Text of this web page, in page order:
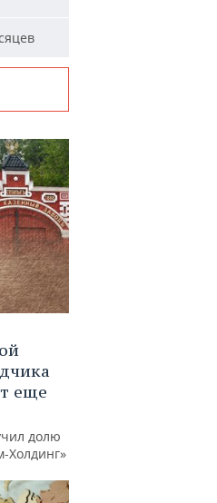
еще
долю
Холдинг»